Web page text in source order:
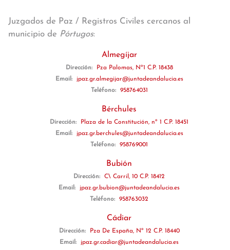
Juzgados de Paz / Registros Civiles cercanos al
municipio de Pórtugos:
Almegíjar
Dirección:
Pza Palomas, Nº1 C.P. 18438
Email:
jpaz.gr.almegijar@juntadeandalucia.es
Teléfono:
958764031
Bérchules
Dirección:
Plaza de la Constitución, nº 1 C.P. 18451
Email:
jpaz.gr.berchules@juntadeandalucia.es
Teléfono:
958769001
Bubión
Dirección:
C\ Carril, 10 C.P. 18412
Email:
jpaz.gr.bubion@juntadeandalucia.es
Teléfono:
958763032
Cádiar
Dirección:
Pza De España, Nº 12 C.P. 18440
Email:
jpaz.gr.cadiar@juntadeandalucia.es